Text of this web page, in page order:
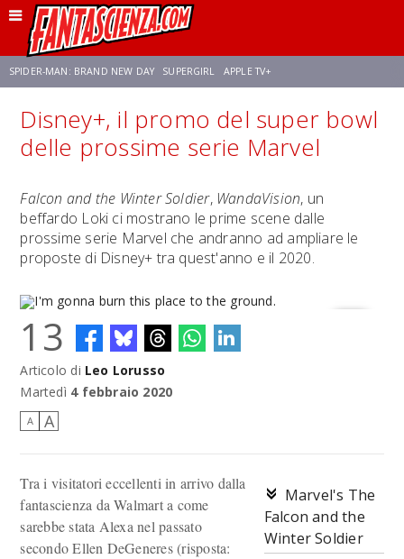
SPIDER-MAN: BRAND NEW DAY SUPERGIRL APPLE TV+
FRANCO RICCIARDIELLO ZENDAYA STAR TREK AVENGERS: DOOMSDAY
Disney+, il promo del super bowl
delle prossime serie Marvel
Falcon and the Winter Soldier, WandaVision, un
beffardo Loki ci mostrano le prime scene dalle
prossime serie Marvel che andranno ad ampliare le
proposte di Disney+ tra quest'anno e il 2020.
I'm gonna burn this place to the ground.
13
Articolo di Leo Lorusso
Martedì 4 febbraio 2020
A A
Marvel's The
Falcon and the
Winter Soldier
Tra i visitatori eccellenti in arrivo dalla
fantascienza da Walmart a come
sarebbe stata Alexa nel passato
secondo Ellen DeGeneres (risposta: